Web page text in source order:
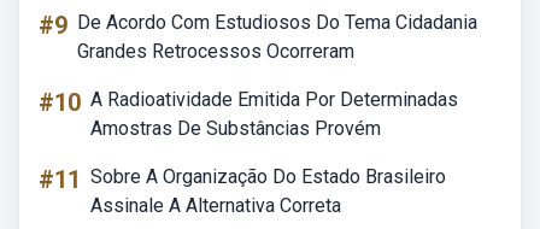
#9 De Acordo Com Estudiosos Do Tema Cidadania
Grandes Retrocessos Ocorreram
#10 A Radioatividade Emitida Por Determinadas
Amostras De Substâncias Provém
#11 Sobre A Organização Do Estado Brasileiro
Assinale A Alternativa Correta